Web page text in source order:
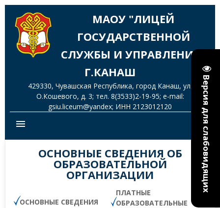
Версия для слабовидящих
МАОУ "ЛИЦЕЙ
ГОСУДАРСТВЕННОЙ
СЛУЖБЫ И УПРАВЛЕНИЯ"
Г.КАНАШ
429330, Чувашская Республика, город Канаш, ул.
О.Кошевого, д. 3; тел. 8(3533)2-19-95; e-mail:
gsiu.liceum@yandex; ИНН 2123012120
menu
ОСНОВНЫЕ СВЕДЕНИЯ ОБ
ОБРАЗОВАТЕЛЬНОЙ
ОРГАНИЗАЦИИ
ОСНОВНЫЕ СВЕДЕНИЯ
ПЛАТНЫЕ
ОБРАЗОВАТЕЛЬНЫЕ